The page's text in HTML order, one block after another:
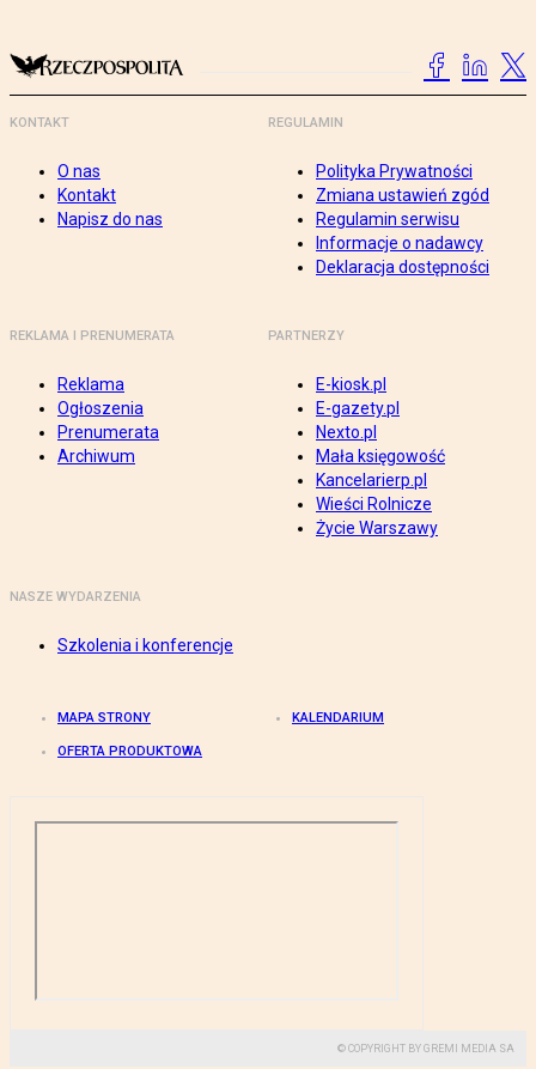
KONTAKT
O nas
Kontakt
Napisz do nas
REGULAMIN
Polityka Prywatności
Zmiana ustawień zgód
Regulamin serwisu
Informacje o nadawcy
Deklaracja dostępności
REKLAMA I PRENUMERATA
Reklama
Ogłoszenia
Prenumerata
Archiwum
PARTNERZY
E-kiosk.pl
E-gazety.pl
Nexto.pl
Mała księgowość
Kancelarierp.pl
Wieści Rolnicze
Życie Warszawy
NASZE WYDARZENIA
Szkolenia i konferencje
MAPA STRONY KALENDARIUM
OFERTA PRODUKTOWA
© COPYRIGHT BY GREMI MEDIA SA